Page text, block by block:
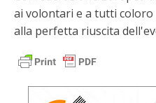
ai volontari e a tutti
alla perfetta riuscita